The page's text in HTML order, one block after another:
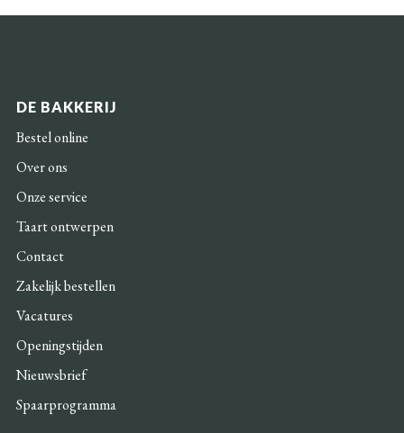
DE BAKKERIJ
Bestel online
Over ons
Onze service
Taart ontwerpen
Contact
Zakelijk bestellen
Vacatures
Openingstijden
Nieuwsbrief
Spaarprogramma